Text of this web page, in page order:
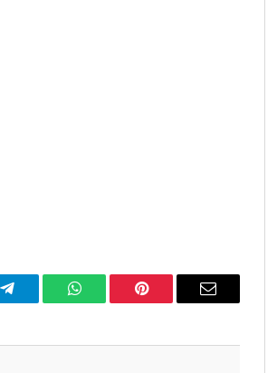
Telegram WhatsAppPinterest Email